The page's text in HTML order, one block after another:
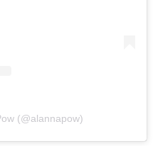
(@alannapow)